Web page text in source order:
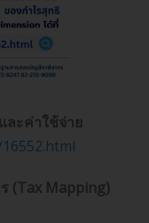
ละค่าใช้จ่าย
(Tax Mapping)